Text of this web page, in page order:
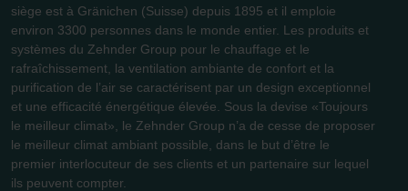
siège est à Gränichen (Suisse) depuis 1895 et il emploie
environ 3300 personnes dans le monde entier. Les produits et
systèmes du Zehnder Group pour le chauffage et le
rafraîchissement, la ventilation ambiante de confort et la
purification de l’air se caractérisent par un design exceptionnel
et une efficacité énergétique élevée. Sous la devise «Toujours
le meilleur climat», le Zehnder Group n’a de cesse de proposer
le meilleur climat ambiant possible, dans le but d’être le
premier interlocuteur de ses clients et un partenaire sur lequel
ils peuvent compter.